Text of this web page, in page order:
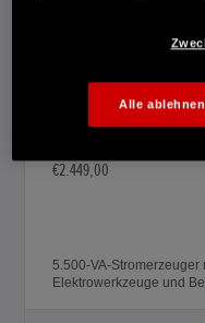
€2.449,00
5.500-VA-
Elektrowerkzeuge und
Alle ablehnen